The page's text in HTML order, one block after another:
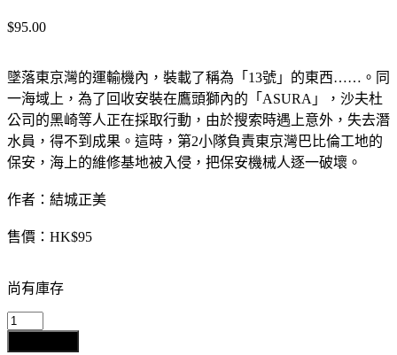
$95.00
墜落東京灣的運輸機內，裝載了稱為「13號」的東西……。同
一海域上，為了回收安裝在鷹頭獅內的「ASURA」，沙夫杜
公司的黑崎等人正在採取行動，由於搜索時遇上意外，失去潛
水員，得不到成果。這時，第2小隊負責東京灣巴比倫工地的
保安，海上的維修基地被入侵，把保安機械人逐一破壞。
作者：結城正美
售價：HK$95
尚有庫存
機